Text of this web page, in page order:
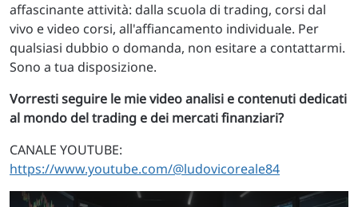
affascinante attività: dalla scuola di trading, corsi dal
vivo e video corsi, all'affiancamento individuale. Per
qualsiasi dubbio o domanda, non esitare a contattarmi.
Sono a tua disposizione.
Vorresti seguire le mie video analisi e contenuti dedicati
al mondo del trading e dei mercati finanziari?
CANALE YOUTUBE:
https://www.youtube.com/@ludovicoreale84